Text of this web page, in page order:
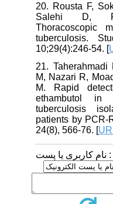
20. Rousta F,
Salehi D,
Thoracoscopic
tuberculosis.
10;29(4):246-54.
21.
M, Nazari R,
M. Rapid
ethambutol in
tuberculosis
patients by
24(8), 566-76. [
نام کاربری یا پست